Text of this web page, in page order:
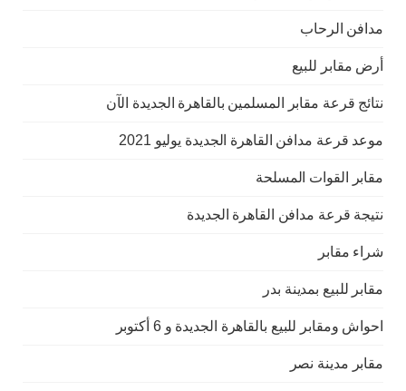
مدافن الرحاب
أرض مقابر للبيع
نتائج قرعة مقابر المسلمين بالقاهرة الجديدة الآن
موعد قرعة مدافن القاهرة الجديدة يوليو 2021
مقابر القوات المسلحة
نتيجة قرعة مدافن القاهرة الجديدة
شراء مقابر
مقابر للبيع بمدينة بدر
احواش ومقابر للبيع بالقاهرة الجديدة و 6 أكتوبر
مقابر مدينة نصر